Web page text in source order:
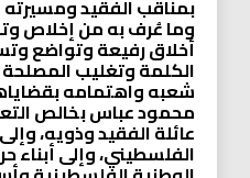
بمناقب الفقيد ومسيرته
وما عُرف به من إخلاص
أخلاق رفيعة وتواضع
الكلمة وتغليب المصلحة
شعبه واهتمامه
محمود عباس بخالص
عائلة الفقيد وذويه،
الفلسطيني، وإلى أبناء